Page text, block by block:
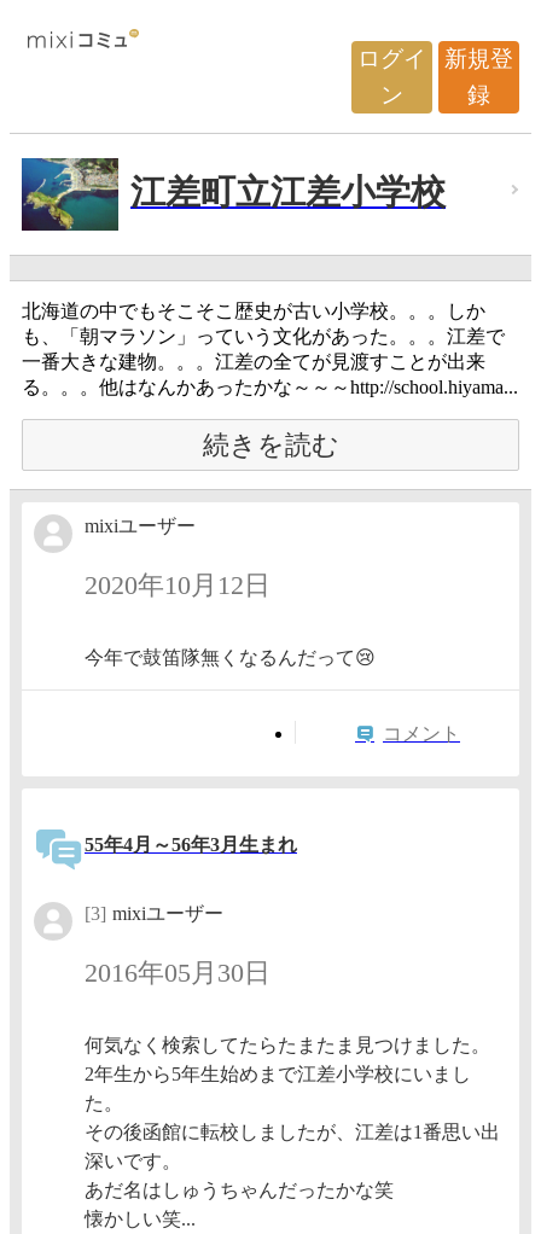
ログイ
ン
新規登
録
江差町立江差小学校
北海道の中でもそこそこ歴史が古い小学校。。。しか
も、「朝マラソン」っていう文化があった。。。江差で
一番大きな建物。。。江差の全てが見渡すことが出来
る。。。他はなんかあったかな～～～http://school.hiyama...
続きを読む
mixiユーザー
2020年10月12日
今年で鼓笛隊無くなるんだって😢
コメント
55年4月～56年3月生まれ
[3] mixiユーザー
2016年05月30日
何気なく検索してたらたまたま見つけました。
2年生から5年生始めまで江差小学校にいまし
た。
その後函館に転校しましたが、江差は1番思い出
深いです。
あだ名はしゅうちゃんだったかな笑
懐かしい笑...